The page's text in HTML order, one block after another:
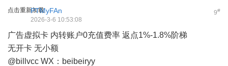
点击重新加载 9#
PTMyFAn
2026-3-6 10:53:08
广告虚拟卡 内转账户0充值费率 返点1%-1.8%阶梯
无开卡 无小额
@billvcc WX：beibeiryy